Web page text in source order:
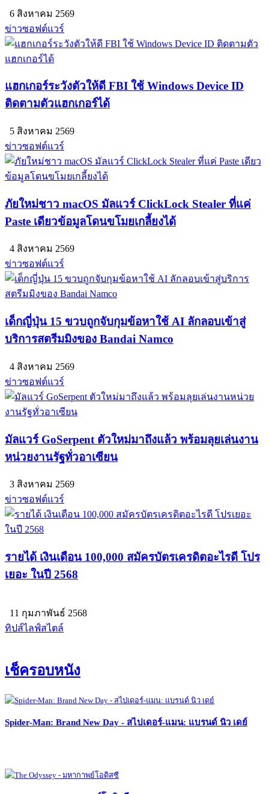
6 สิงหาคม 2569
ข่าวซอฟต์แวร์
แฮกเกอร์ระวังตัวให้ดี FBI ใช้ Windows Device ID
ติดตามตัวแฮกเกอร์ได้
5 สิงหาคม 2569
ข่าวซอฟต์แวร์
ภัยใหม่ชาว macOS มัลแวร์ ClickLock Stealer ที่แค่
Paste เดียวข้อมูลโดนขโมยเกลี้ยงได้
4 สิงหาคม 2569
ข่าวซอฟต์แวร์
เด็กญี่ปุ่น 15 ขวบถูกจับกุมข้อหาใช้ AI ลักลอบเข้าสู่
บริการสตรีมมิงของ Bandai Namco
4 สิงหาคม 2569
ข่าวซอฟต์แวร์
มัลแวร์ GoSerpent ตัวใหม่มาถึงแล้ว พร้อมลุยเล่นงาน
หน่วยงานรัฐทั่วอาเซียน
3 สิงหาคม 2569
ข่าวซอฟต์แวร์
รายได้ เงินเดือน 100,000 สมัครบัตรเครดิตอะไรดี โปร
เยอะ ในปี 2568
11 กุมภาพันธ์ 2568
ทิปส์ไลฟ์สไตล์
เช็ครอบหนัง
Spider-Man: Brand New Day - สไปเดอร์-แมน: แบรนด์ นิว เดย์